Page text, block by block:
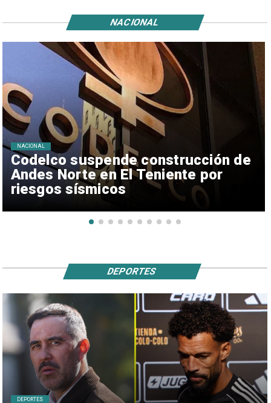
Codelco suspende construcción de
Andes Norte en El Teniente por
riesgos sísmicos
NACIONAL
NACIONAL
DEPORTES
DEPORTES